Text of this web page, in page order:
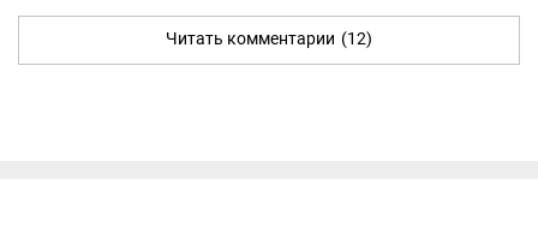
Читать комментарии (12)